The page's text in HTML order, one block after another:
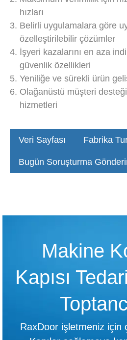
hızları
Belirli uygulamalara göre
özelleştirilebilir çözümler
İşyeri kazalarını en aza
güvenlik özellikleri
Yeniliğe ve sürekli ürün
Olağanüstü müşteri
hizmetleri
Veri Sayfası Fabrika
Bugün Soruşturma
Makine
Kapısı
RaxDoor işletmeniz için